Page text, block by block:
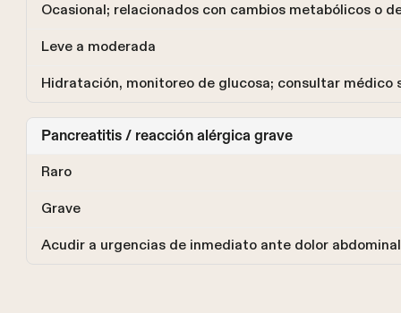
Ocasional; relacionados con cambios metabólicos o
Leve a moderada
Hidratación, monitoreo de glucosa; consultar médico
Pancreatitis / reacción alérgica grave
Raro
Grave
Acudir a urgencias de inmediato ante dolor